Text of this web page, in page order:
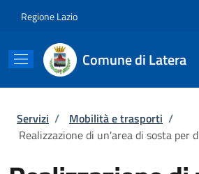
Regione Lazio
Comune di Latera
Briciole di pane
Servizi / Mobilità e trasporti /
Realizzazione di un'area di sosta per